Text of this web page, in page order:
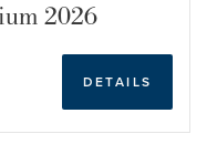
2026
DETAILS